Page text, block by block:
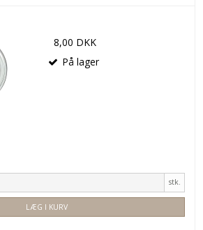
8,00 DKK
På lager
stk.
LÆG I KURV